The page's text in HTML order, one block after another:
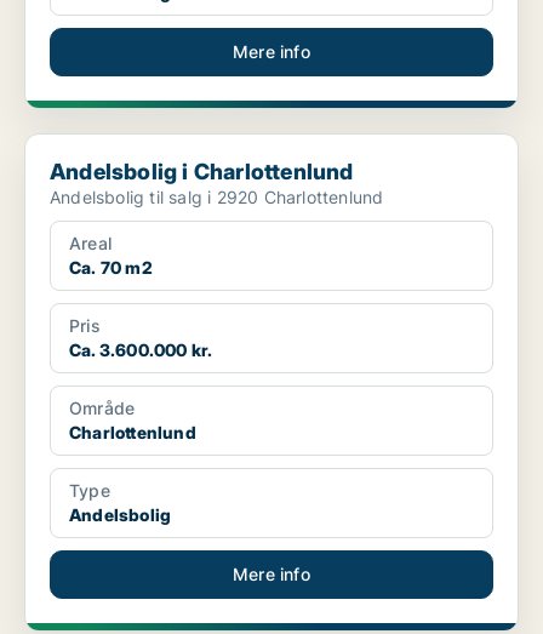
Mere info
Andelsbolig i Charlottenlund
Andelsbolig i Charlottenlund
Andelsbolig til salg i 2920 Charlottenlund
Areal
Ca. 70 m2
Pris
Ca. 3.600.000 kr.
Område
Charlottenlund
Type
Andelsbolig
Mere info